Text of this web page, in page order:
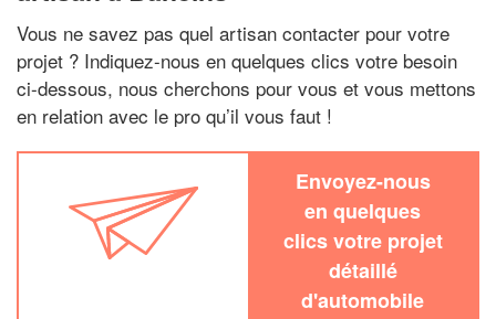
Vous ne savez pas quel artisan contacter pour votre
projet ? Indiquez-nous en quelques clics votre besoin
ci-dessous, nous cherchons pour vous et vous mettons
en relation avec le pro qu’il vous faut !
Envoyez-nous
en quelques
clics votre projet
détaillé
d'automobile